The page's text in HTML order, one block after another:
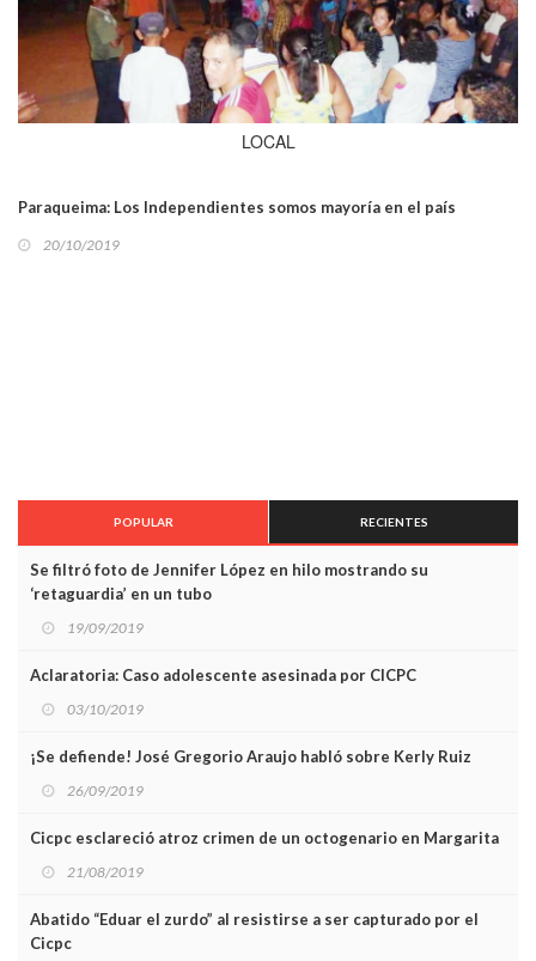
LOCAL
Paraqueima: Los Independientes somos mayoría en el país
20/10/2019
POPULAR RECIENTES
Se filtró foto de Jennifer López en hilo mostrando su
‘retaguardia’ en un tubo
19/09/2019
Aclaratoria: Caso adolescente asesinada por CICPC
03/10/2019
¡Se defiende! José Gregorio Araujo habló sobre Kerly Ruiz
26/09/2019
Cicpc esclareció atroz crimen de un octogenario en Margarita
21/08/2019
Abatido “Eduar el zurdo” al resistirse a ser capturado por el
Cicpc